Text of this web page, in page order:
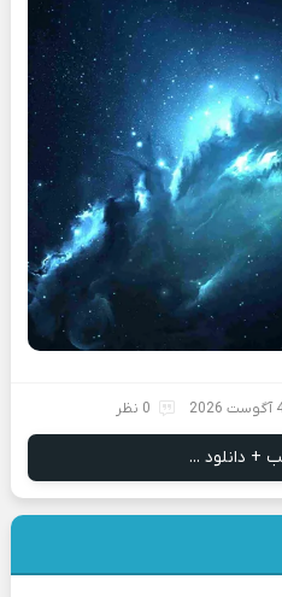
2026 0 نظر
+ دانلود ...